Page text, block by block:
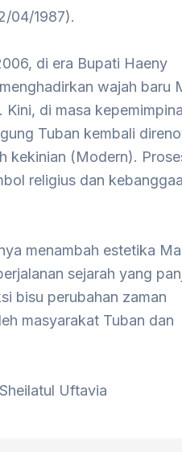
04/1987).
di era Bupati Haeny
wajah baru
di masa
Tuban kembali
kekinian (Modern).
religius dan
menambah estetika
sejarah yang
bisu perubahan zaman
masyarakat Tuban dan
Uftavia